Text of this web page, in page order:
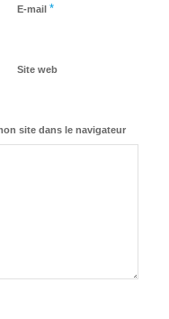
E-mail *
Site web
site dans le navigateur